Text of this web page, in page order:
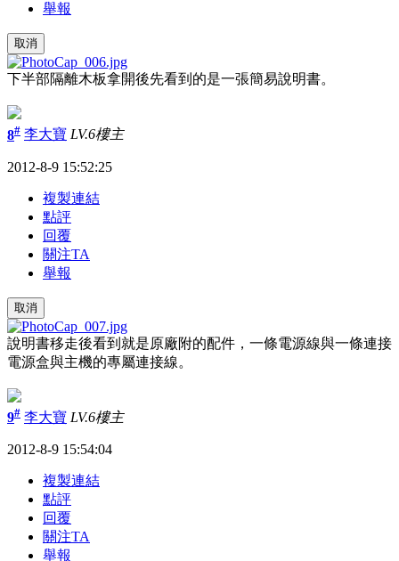
舉報
取消
下半部隔離木板拿開後先看到的是一張簡易說明書。
8# 李大寶 LV.6樓主
2012-8-9 15:52:25
複製連結
點評
回覆
關注TA
舉報
取消
說明書移走後看到就是原廠附的配件，一條電源線與一條連接
電源盒與主機的專屬連接線。
9# 李大寶 LV.6樓主
2012-8-9 15:54:04
複製連結
點評
回覆
關注TA
舉報